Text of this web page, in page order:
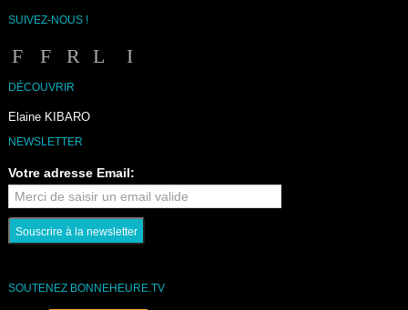
SUIVEZ-NOUS !
DÉCOUVRIR
Elaine KIBARO
NEWSLETTER
Votre adresse Email:
SOUTENEZ BONNEHEURE.TV